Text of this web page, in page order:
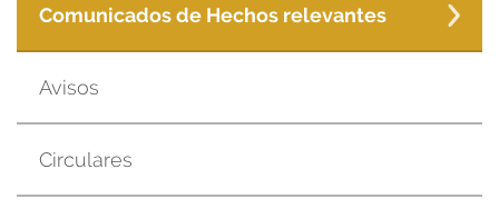
Comunicados de Hechos relevantes
Avisos
Circulares